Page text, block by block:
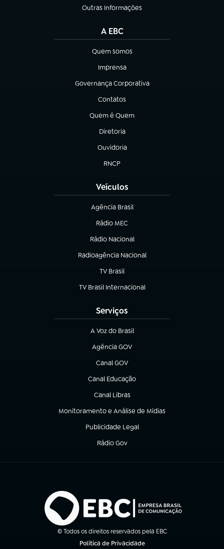
Outras Informações
(abre em nova aba)
A EBC
Quem somos
(abre em nova aba)
Imprensa
(abre em nova aba)
Governança Corporativa
(abre em nova aba)
Contatos
(abre em nova aba)
Quem é Quem
(abre em nova aba)
Diretoria
(abre em nova aba)
Ouvidoria
(abre em nova aba)
RNCP
(abre em nova aba)
Veículos
Agência Brasil
(abre em nova aba)
Rádio MEC
(abre em nova aba)
Rádio Nacional
Radioagência Nacional
(abre em nova aba)
TV Brasil
(abre em nova aba)
TV Brasil Internacional
(abre em nova aba)
Serviços
A Voz do Brasil
(abre em nova aba)
Agência GOV
(abre em nova aba)
Canal GOV
(abre em nova aba)
Canal Educação
(abre em nova aba)
Canal Libras
(abre em nova aba)
Monitoramento e Análise de Mídias
(abre em nova aba)
Publicidade Legal
(abre em nova aba)
Rádio Gov
(abre em nova aba)
© Todos os direitos reservados pela EBC
Política de Privacidade